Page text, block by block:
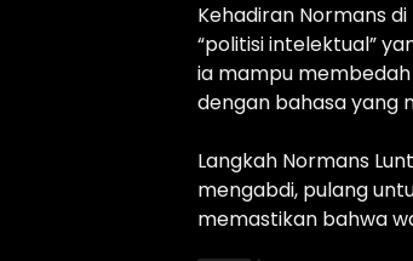
Kehadiran Normans
“politisi intelektual”
ia mampu
dengan bahasa yang
Langkah Normans
mengabdi, pulang
memastikan bahwa